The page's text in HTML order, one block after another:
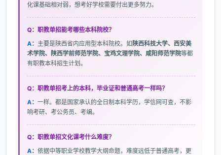
化课基础相对弱，想考好学校需要付出更多努力。
Q：职教单招能考哪些本科院校？
A： 主要是陕西省内应用型本科院校。如 陕西科技大学、西安美
术学院、陕西学前师范学院、宝鸡文理学院、咸阳师范学院等都
有职教本科招生计划。
Q：职教单招考上的本科，毕业证和普通高考一样吗？
A： 一样。都是国家承认的全日制本科学历，学信网可查，不影
响考研、考公务员、考编。
Q：职教单招文化课考什么难度？
A： 依据中等职业学校教学大纲命题，难度远低于普通高考，更